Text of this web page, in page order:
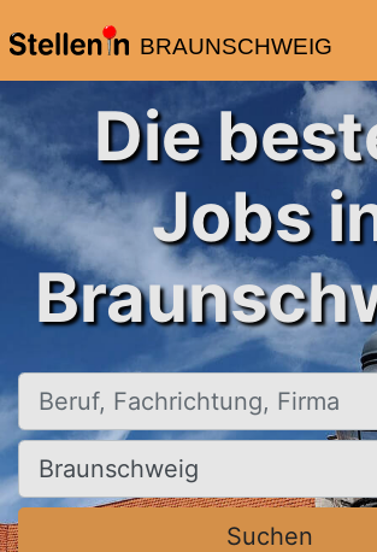
BRAUNSCHWEIG
Die
Jobs
Beruf, Fachrichtung, Firma
Ort, Stadt
Suchen